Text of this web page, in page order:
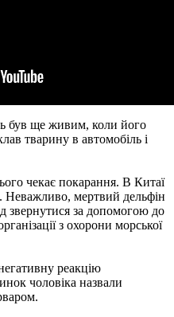
був ще живим, коли його
тварину в автомобіль і
чекає покарання. В Китаї
Неважливо, мертвий дельфін
звернутися за допомогою до
з охорони морської
реакцію
чоловіка назвали